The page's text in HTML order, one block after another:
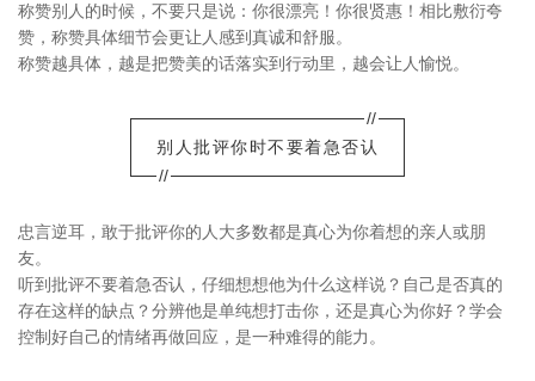
称赞别人的时候，不要只是说：你很漂亮！你很贤惠！相比敷衍夸
赞，称赞具体细节会更让人感到真诚和舒服。
称赞越具体，越是把赞美的话落实到行动里，越会让人愉悦。
//
别人批评你时不要着急否认
//
忠言逆耳，敢于批评你的人大多数都是真心为你着想的亲人或朋
友。
听到批评不要着急否认，仔细想想他为什么这样说？自己是否真的
存在这样的缺点？分辨他是单纯想打击你，还是真心为你好？学会
控制好自己的情绪再做回应，是一种难得的能力。